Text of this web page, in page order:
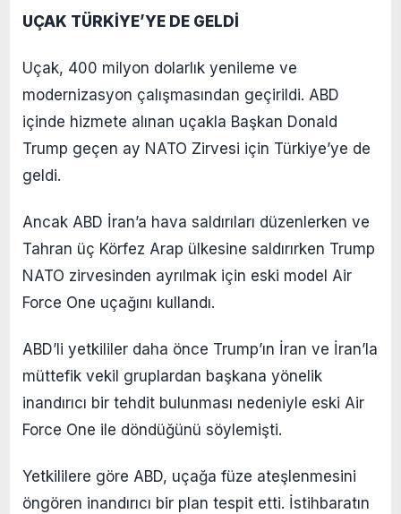
UÇAK TÜRKİYE’YE DE GELDİ
Uçak, 400 milyon dolarlık yenileme ve
modernizasyon çalışmasından geçirildi. ABD
içinde hizmete alınan uçakla Başkan Donald
Trump geçen ay NATO Zirvesi için Türkiye’ye de
geldi.
Ancak ABD İran’a hava saldırıları düzenlerken ve
Tahran üç Körfez Arap ülkesine saldırırken Trump
NATO zirvesinden ayrılmak için eski model Air
Force One uçağını kullandı.
ABD’li yetkililer daha önce Trump’ın İran ve İran’la
müttefik vekil gruplardan başkana yönelik
inandırıcı bir tehdit bulunması nedeniyle eski Air
Force One ile döndüğünü söylemişti.
Yetkililere göre ABD, uçağa füze ateşlenmesini
öngören inandırıcı bir plan tespit etti. İstihbaratın